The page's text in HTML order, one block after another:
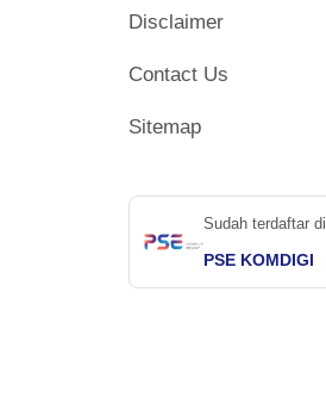
Disclaimer
Contact Us
Sitemap
Sudah terdaftar di
PSE KOMDIGI